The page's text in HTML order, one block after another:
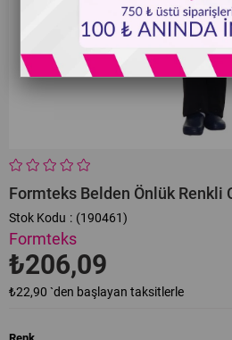
Formteks Belden Önlük Renkli
Stok Kodu (190461)
Formteks
₺206,09
₺22,90 `den başlayan taksitlerle